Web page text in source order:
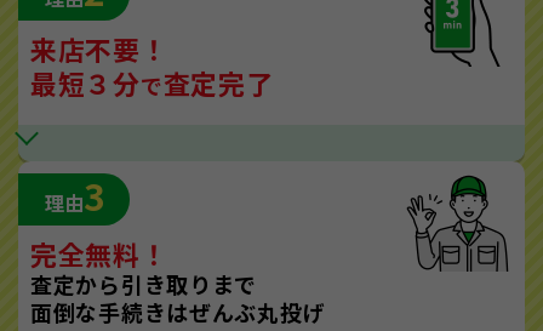
来店不要！
最短３分で査定完了
理由3
完全無料！
査定から引き取りまで
面倒な手続きはぜんぶ丸投げ